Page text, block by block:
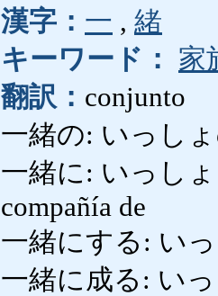
漢字： 一 , 緒
キーワード：
家
翻訳： conjunto
一緒の: いっし
一緒に: いっしょ
compañía de
一緒にする: い
一緒に成る: い